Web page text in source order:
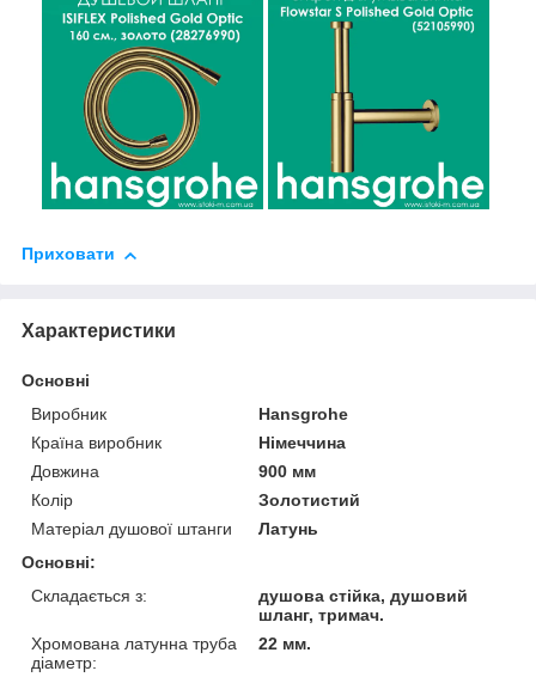
Приховати
Характеристики
Основні
Виробник
Hansgrohe
Країна виробник
Німеччина
Довжина
900 мм
Колір
Золотистий
Матеріал душової штанги
Латунь
Основні:
Складається з:
душова стійка, душовий
шланг, тримач.
Хромована латунна труба
діаметр:
22 мм.